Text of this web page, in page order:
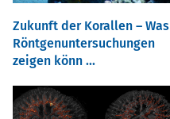
Zukunft der Korallen – Was
Röntgenuntersuchungen
zeigen könn ...